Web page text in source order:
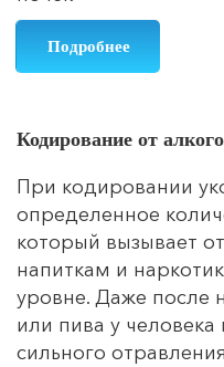
Подробнее
Кодирование от
При кодировании
определенное
который вызывает
напиткам и
уровне. Даже после
или пива у
сильного